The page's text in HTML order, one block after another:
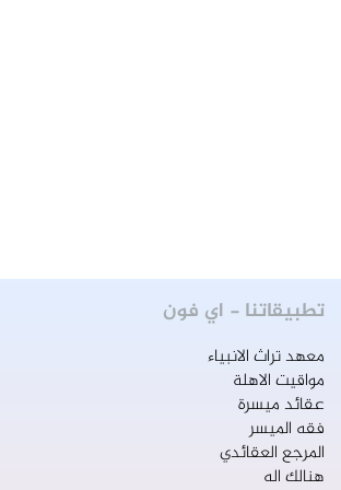
أبطال لم يُشهد مثلُهم في التأريخ هم و
آباؤهم. حاولت أن أكتُب عن هذا المقدام
الذي يجسد في واقعنا نهضة، يرسم بما
فَعَل وَفُعِلَ بهِ لوحة عشق وإيمان، مع
سيدهِ وأخيه كي يُحكى عن قصته إلى
العالم، ويروي التاريخ أمجاد حياته، احتار
تطبيقاتنا - اي فون
معهد تراث الانبياء
مواقيت الاهلة
عقائد ميسرة
فقه الميسر
المرجع العقائدي
هنالك اله